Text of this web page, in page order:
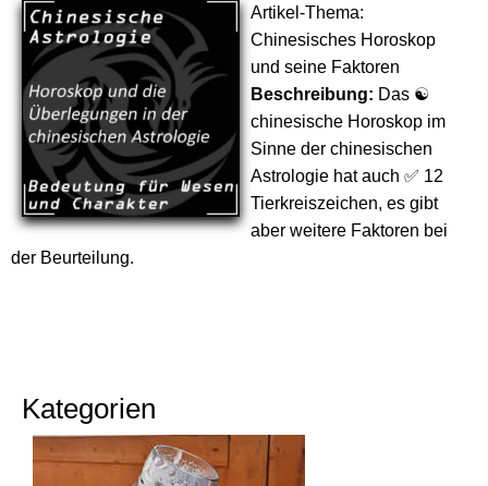
Artikel-Thema:
Chinesisches Horoskop
und seine Faktoren
Beschreibung: Das ☯
chinesische Horoskop im
Sinne der chinesischen
Astrologie hat auch ✅ 12
Tierkreiszeichen, es gibt
aber weitere Faktoren bei
der Beurteilung.
Kategorien